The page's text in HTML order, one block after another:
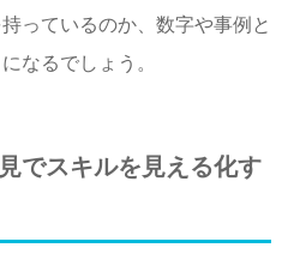
っているのか、数字や事例と
なるでしょう。
でスキルを見える化す